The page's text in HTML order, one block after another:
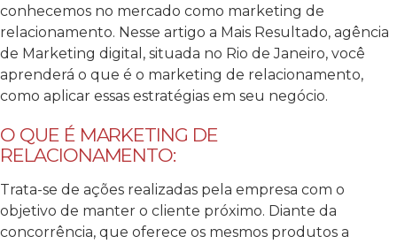
conhecemos no mercado como marketing de
relacionamento. Nesse artigo a Mais Resultado, agência
de Marketing digital, situada no Rio de Janeiro, você
aprenderá o que é o marketing de relacionamento,
como aplicar essas estratégias em seu negócio.
O QUE É MARKETING DE
RELACIONAMENTO:
Trata-se de ações realizadas pela empresa com o
objetivo de manter o cliente próximo. Diante da
concorrência, que oferece os mesmos produtos a